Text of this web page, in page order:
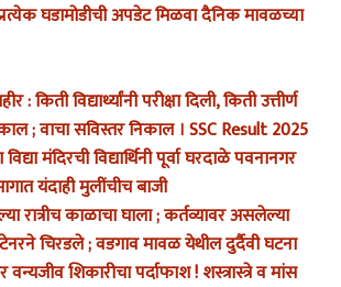
घडामोडीची अपडेट मिळवा दैनिक मावळच्या
: किती विद्यार्थ्यांनी परीक्षा दिली, किती उत्तीर्ण
; वाचा सविस्तर निकाल । SSC Result 2025
मंदिरची विद्यार्थिनी पूर्वा घरदाळे पवनानगर
यंदाही मुलींचीच बाजी
रात्रीच काळाचा घाला ; कर्तव्यावर असलेल्या
चिरडले ; वडगाव मावळ येथील दुर्दैवी घटना
शिकारीचा पर्दाफाश ! शस्त्रास्त्रे व मांस